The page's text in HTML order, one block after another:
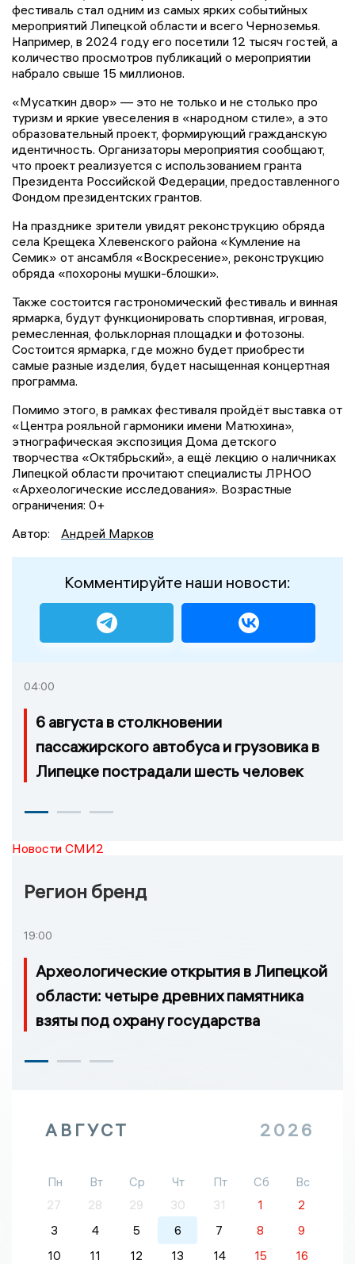
фестиваль стал одним из самых ярких событийных
мероприятий Липецкой области и всего Черноземья.
Например, в 2024 году его посетили 12 тысяч гостей, а
количество просмотров публикаций о мероприятии
набрало свыше 15 миллионов.
«Мусаткин двор» — это не только и не столько про
туризм и яркие увеселения в «народном стиле», а это
образовательный проект, формирующий гражданскую
идентичность. Организаторы мероприятия сообщают,
что проект реализуется с использованием гранта
Президента Российской Федерации, предоставленного
Фондом президентских грантов.
На празднике зрители увидят реконструкцию обряда
села Крещека Хлевенского района «Кумление на
Семик» от ансамбля «Воскресение», реконструкцию
обряда «похороны мушки-блошки».
Также состоится гастрономический фестиваль и винная
ярмарка, будут функционировать спортивная, игровая,
ремесленная, фольклорная площадки и фотозоны.
Состоится ярмарка, где можно будет приобрести
самые разные изделия, будет насыщенная концертная
программа.
Помимо этого, в рамках фестиваля пройдёт выставка от
«Центра рояльной гармоники имени Матюхина»,
этнографическая экспозиция Дома детского
творчества «Октябрьский», а ещё лекцию о наличниках
Липецкой области прочитают специалисты ЛРНОО
«Археологические исследования». Возрастные
ограничения: 0+
Автор:
Андрей Марков
Комментируйте наши новости:
04:00
6 августа в столкновении
пассажирского автобуса и грузовика в
Липецке пострадали шесть человек
Новости СМИ2
Регион бренд
19:00
Археологические открытия в Липецкой
области: четыре древних памятника
взяты под охрану государства
АВГУСТ 2026
Пн Вт Ср Чт Пт Сб
Вс
27
28 29 30 31 1
2
3
4 5 6 7 8
9
10
11 12 13 14 15
16